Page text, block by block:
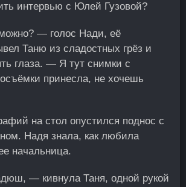
интервью с Юлей Гузовой?
— голос Нади, её
Таню из сладостных грёз и
глаза. — Я тут снимки с
принесла, не хочешь
на стол опустился поднос с
Надя знала, как любила
начальница.
— кивнула Таня, одной рукой